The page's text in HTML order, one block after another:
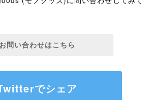
お問い合わせはこちら
でシェア